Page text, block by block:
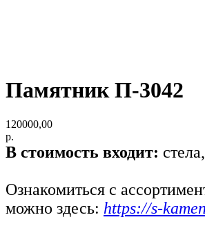
Памятник П-3042
120000,00
р.
В стоимость входит:
Ознакомиться с
можно здесь: https://s-